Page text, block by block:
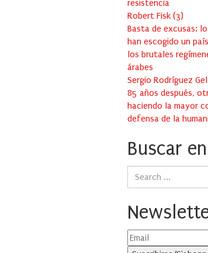
resistencia
Robert Fisk (3)
Basta de excusas:
han escogido un
los brutales
árabes
Sergio Rodríguez
85 años después,
haciendo la mayor
defensa de la
Buscar